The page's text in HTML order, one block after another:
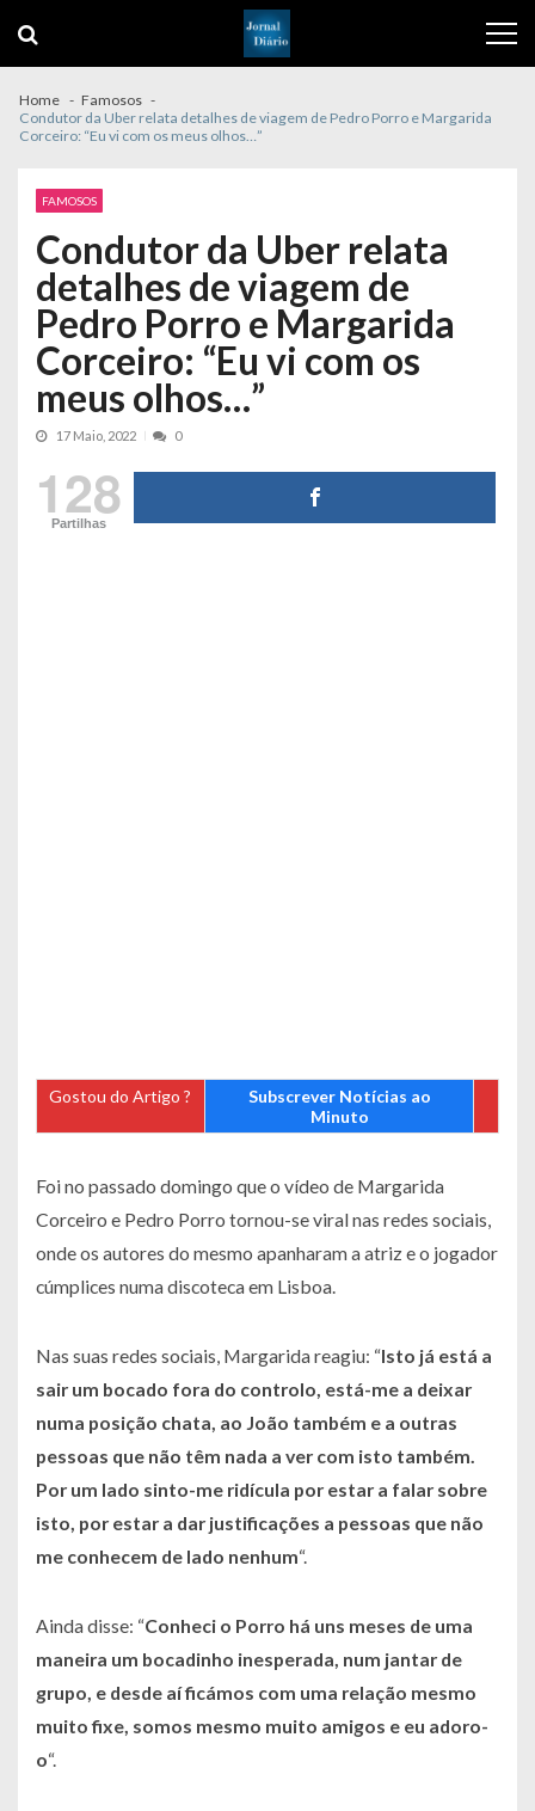
navigation
content
Home
Famosos
Condutor da Uber relata detalhes de viagem de Pedro Porro e Margarida
Corceiro: “Eu vi com os meus olhos…”
FAMOSOS
Condutor da Uber relata
detalhes de viagem de
Pedro Porro e Margarida
Corceiro: “Eu vi com os
meus olhos…”
17 Maio, 2022 0
128
Partilhas
Gostou do Artigo ?
Subscrever Notícias ao
Minuto
Foi no passado domingo que o vídeo de Margarida
Corceiro e Pedro Porro tornou-se viral nas redes sociais,
onde os autores do mesmo apanharam a atriz e o jogador
cúmplices numa discoteca em Lisboa.
Nas suas redes sociais, Margarida reagiu: “Isto já está a
sair um bocado fora do controlo, está-me a deixar
numa posição chata, ao João também e a outras
pessoas que não têm nada a ver com isto também.
Por um lado sinto-me ridícula por estar a falar sobre
isto, por estar a dar justificações a pessoas que não
me conhecem de lado nenhum“.
Ainda disse: “Conheci o Porro há uns meses de uma
maneira um bocadinho inesperada, num jantar de
grupo, e desde aí ficámos com uma relação mesmo
muito fixe, somos mesmo muito amigos e eu adoro-
o“.